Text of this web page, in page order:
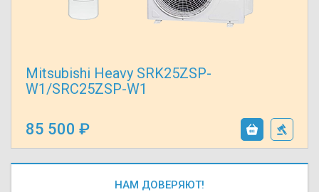
Mitsubishi Heavy SRK25ZSP-
W1/SRC25ZSP-W1
85 500
НАМ ДОВЕРЯЮТ!